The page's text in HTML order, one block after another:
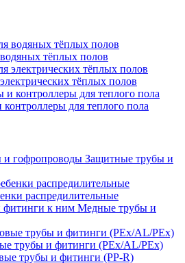
тёплых полов
тёплых полов
для теплого пола
Защитные трубы и
распредилительные
Медные трубы и
трубы и фитинги (PEx/AL/PEx)